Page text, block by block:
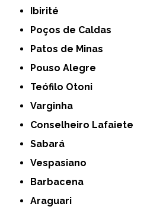
Ibirité
Poços de Caldas
Patos de Minas
Pouso Alegre
Teófilo Otoni
Varginha
Conselheiro Lafaiete
Sabará
Vespasiano
Barbacena
Araguari